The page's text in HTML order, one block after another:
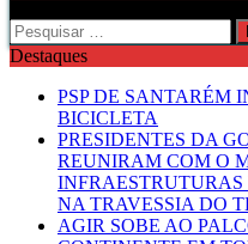
Pesquisar
por:
Destaques
PSP DE SANTARÉM
BICICLETA
PRESIDENTES DA
REUNIRAM COM O
NA TRAVESSIA DO
AGIR SOBE AO